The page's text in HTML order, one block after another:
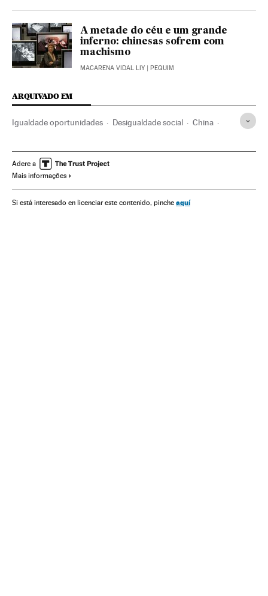
A metade do céu e um grande
inferno: chinesas sofrem com
machismo
MACARENA VIDAL LIY | PEQUIM
ARQUIVADO EM
Igualdade oportunidades Desigualdade social China
História contemporânea História
Adere a
Mais informações
Si está interesado en licenciar este contenido, pinche aquí